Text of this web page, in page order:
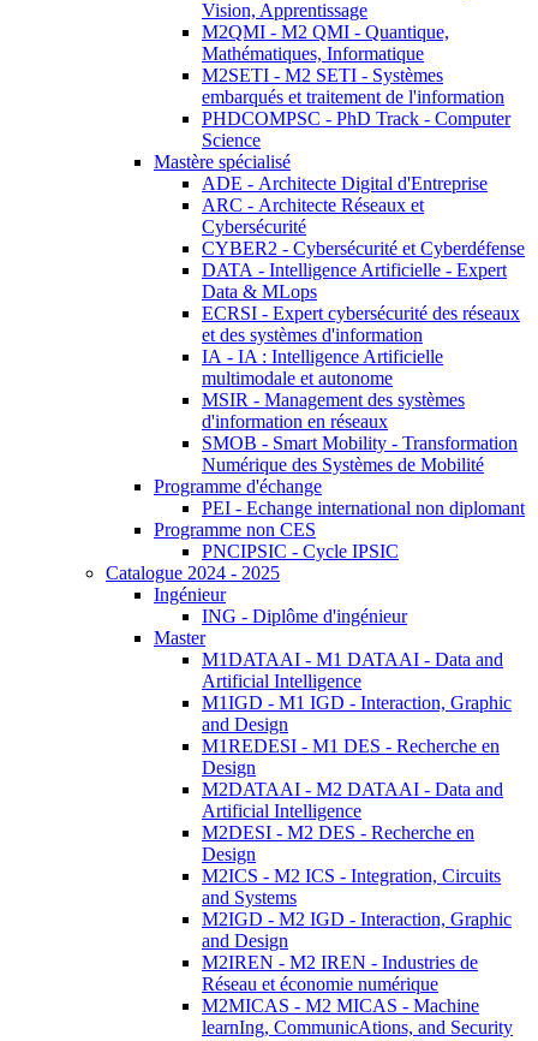
Vision, Apprentissage
M2QMI - M2 QMI - Quantique,
Mathématiques, Informatique
M2SETI - M2 SETI - Systèmes
embarqués et traitement de l'information
PHDCOMPSC - PhD Track - Computer
Science
Mastère spécialisé
ADE - Architecte Digital d'Entreprise
ARC - Architecte Réseaux et
Cybersécurité
CYBER2 - Cybersécurité et Cyberdéfense
DATA - Intelligence Artificielle - Expert
Data & MLops
ECRSI - Expert cybersécurité des réseaux
et des systèmes d'information
IA - IA : Intelligence Artificielle
multimodale et autonome
MSIR - Management des systèmes
d'information en réseaux
SMOB - Smart Mobility - Transformation
Numérique des Systèmes de Mobilité
Programme d'échange
PEI - Echange international non diplomant
Programme non CES
PNCIPSIC - Cycle IPSIC
Catalogue 2024 - 2025
Ingénieur
ING - Diplôme d'ingénieur
Master
M1DATAAI - M1 DATAAI - Data and
Artificial Intelligence
M1IGD - M1 IGD - Interaction, Graphic
and Design
M1REDESI - M1 DES - Recherche en
Design
M2DATAAI - M2 DATAAI - Data and
Artificial Intelligence
M2DESI - M2 DES - Recherche en
Design
M2ICS - M2 ICS - Integration, Circuits
and Systems
M2IGD - M2 IGD - Interaction, Graphic
and Design
M2IREN - M2 IREN - Industries de
Réseau et économie numérique
M2MICAS - M2 MICAS - Machine
learnIng, CommunicAtions, and Security